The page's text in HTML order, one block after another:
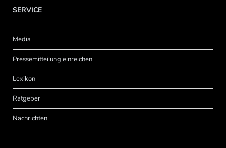
SERVICE
Media
Pressemitteilung einreichen
Lexikon
Ratgeber
Nachrichten